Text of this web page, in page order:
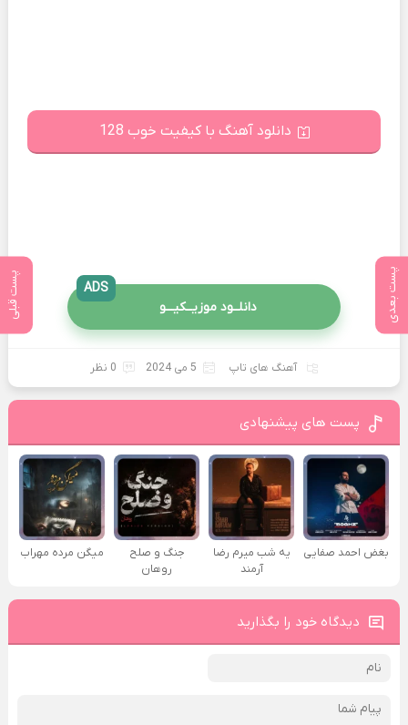
پست بعدی پست قبلی
دانلود آهنگ با کیفیت خوب 128
دانلــود موزیــکیـــو
ADS
آهنگ های تاپ 5 می 2024 0 نظر
پست های پیشنهادی
بغض احمد صفایی
یه شب میرم رضا
آرمند
جنگ و صلح
روهان
میگن مرده مهراب
دیدگاه خود را بگذارید